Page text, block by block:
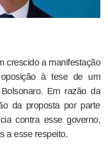
crescido a manifestação
à tese de um
Em razão da
da proposta por parte
contra esse governo,
a esse respeito.